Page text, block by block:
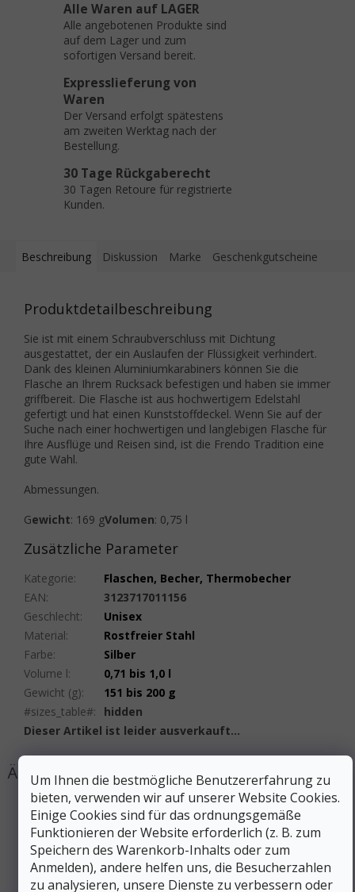
Um Ihnen die bestmögliche Benutzererfahrung zu
bieten, verwenden wir auf unserer Website Cookies.
Einige Cookies sind für das ordnungsgemäße
Funktionieren der Website erforderlich (z. B. zum
Speichern des Warenkorb-Inhalts oder zum
Anmelden), andere helfen uns, die Besucherzahlen
zu analysieren, unsere Dienste zu verbessern oder
Alle Waren auf LAGER
Alle angebotenen Produkte sind
auf dem Lager und zum
sofortigen Versand bereit.
Expresslieferung von
Waren
Der Versand erfolgt spätestens
am zweiten Werktag nach der
Bestellung.
30 Tage Rückgaberecht
30 Tagen Retoure für registrierte
Kunden.
Beschreibung Diskussion Marke Geschenkgutscheine
Produktdetailbeschreibung
Sie ist mit einem Schraubverschluss mit Dichtung
ausgestattet, der ein Auslaufen der Flüssigkeit verhindert.
Dank des kleinen Aluminiumkarabiners können Sie die
Flasche an Ihrem Rucksack befestigen und haben sie immer
griffbereit. Die Flasche ist aus hochwertigem Edelstahl
gefertigt und hat einen Kunststoffdeckel. Wenn Sie auf der
Suche nach einer hochwertigen und langlebigen Flasche für
Ihre Ausflüge und Reisen sind, ist die Frendo Tradition eine
gute Wahl.
Abmessungen.
Gewicht: 169 gVolumen: 0,75 l
Zusätzliche Parameter
Kategorie:
Flaschen, Becher, Thermobecher
EAN:
3123717011156
Geschlecht:
Unisex
Material:
Rostfreier Stahl
Farbe:
Silber
Volume l:
0,71 bis 1,0 l
Gewicht (g):
151 bis 200 g
#sizes_table#:
hidden
Dieser Artikel ist leider ausverkauft…